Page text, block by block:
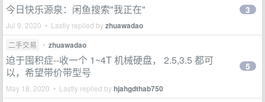
今日快乐源泉：闲鱼搜索"我正在"
Jul 9, 2020 • Lastly replied byzhuawadao
3
二手交易 • zhuawadao
迫于囤积症--收一个 1~4T 机械硬盘， 2.5,3.5 都可
以，希望带价带型号
May 18, 2020 • Lastly replied byhjahgdthab750
5